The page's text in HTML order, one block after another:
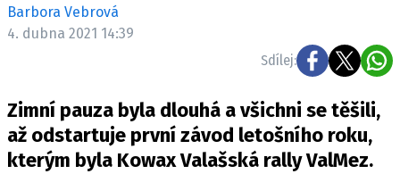
TRH S ELEKTROMOBILY
RALLY
Barbora Vebrová
4. dubna 2021 14:39
Sdílej:
Zimní pauza byla dlouhá a všichni se těšili,
až odstartuje první závod letošního roku,
kterým byla Kowax Valašská rally ValMez.